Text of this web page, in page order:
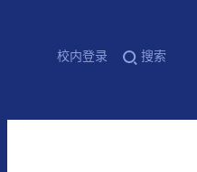
搜索
校内登录